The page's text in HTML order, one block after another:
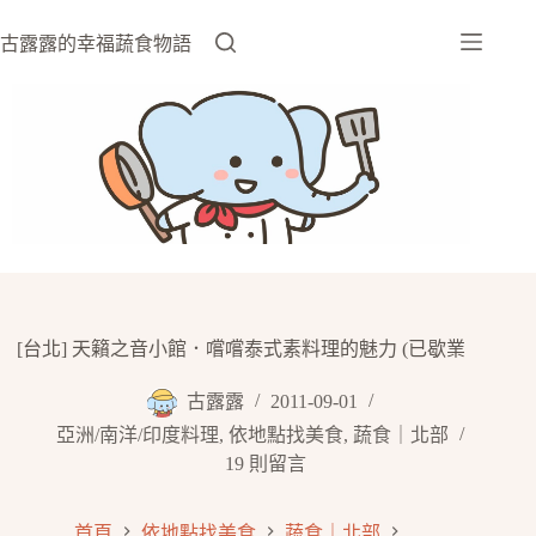
至
古露露的幸福蔬食物語
[台北] 天籟之音小館．嚐嚐泰式素料理的魅力 (已歇業
古露露
2011-09-01
亞洲/南洋/印度料理, 依地點找美食, 蔬食｜北部
19 則留言